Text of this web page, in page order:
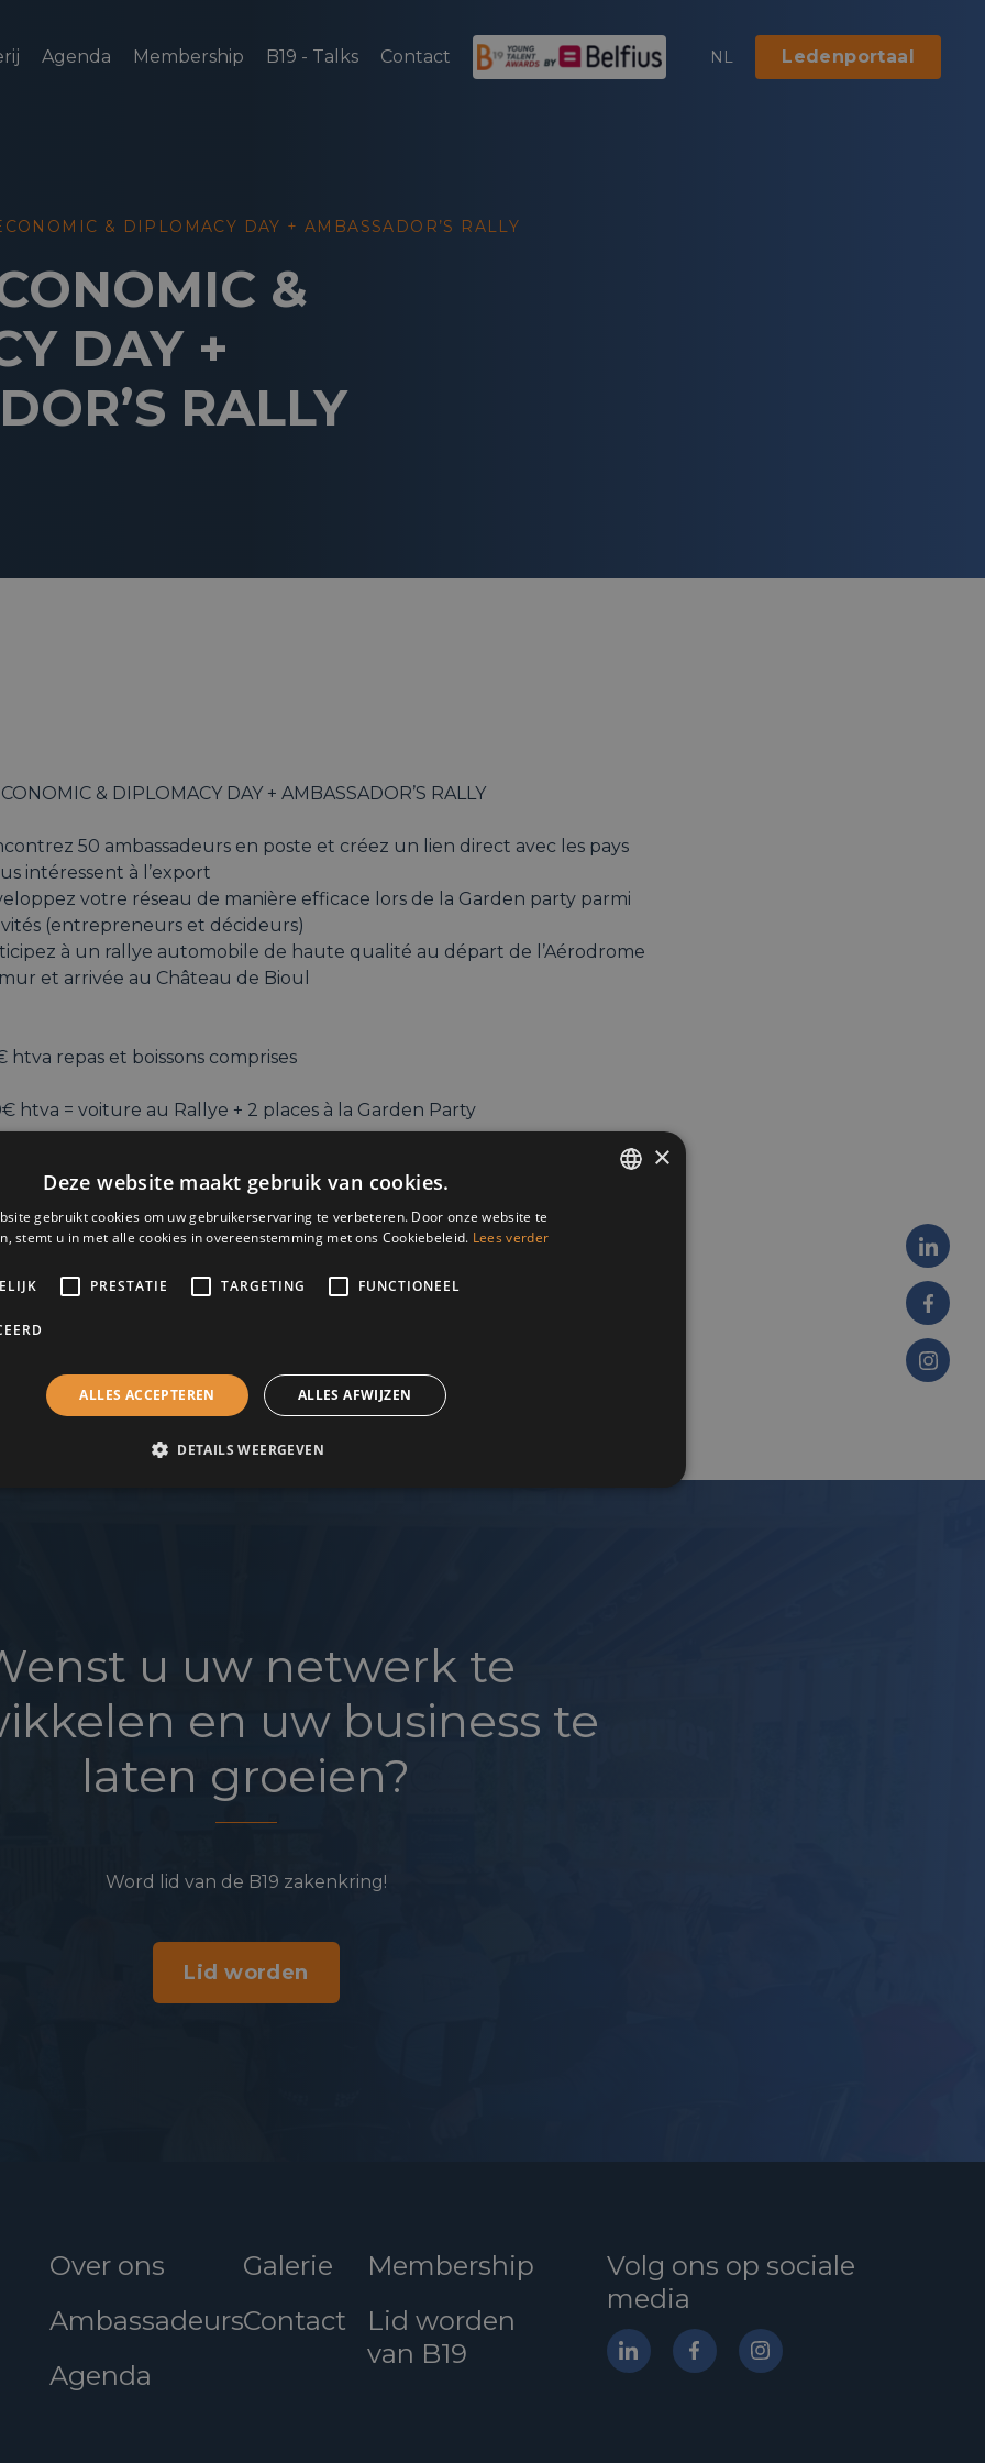
Agenda Membership B19 - Talks Contact NL Ledenportaal
& DIPLOMACY DAY + AMBASSADOR’S RALLY
&
DAY +
RALLY
& DIPLOMACY DAY + AMBASSADOR’S RALLY
50 ambassadeurs en poste et créez un lien direct avec les pays
intéressent à l’export
votre réseau de manière efficace lors de la Garden party parmi
(entrepreneurs et décideurs)
à un rallye automobile de haute qualité au départ de l’Aérodrome
et arrivée au Château de Bioul
htva repas et boissons comprises
htva = voiture au Rallye + 2 places à la Garden Party
partenariats: marc@nach.be
u uw netwerk te
en uw business te
laten groeien?
Word lid van de B19 zakenkring!
Lid worden
Over ons
Ambassadeurs
Agenda
Galerie
Contact
Membership
Lid worden
van B19
Volg ons op sociale
media
×
Deze website maakt gebruik van cookies.
gebruikt cookies om uw gebruikerservaring te verbeteren. Door onze website te
stemt u in met alle cookies in overeenstemming met ons Cookiebeleid. Lees verder
PRESTATIE TARGETING FUNCTIONEEL
ALLES ACCEPTEREN ALLES AFWIJZEN
DETAILS WEERGEVEN